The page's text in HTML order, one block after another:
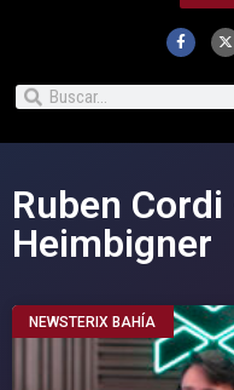
Ruben
Heimbigner
NEWSTERIX BAHÍA